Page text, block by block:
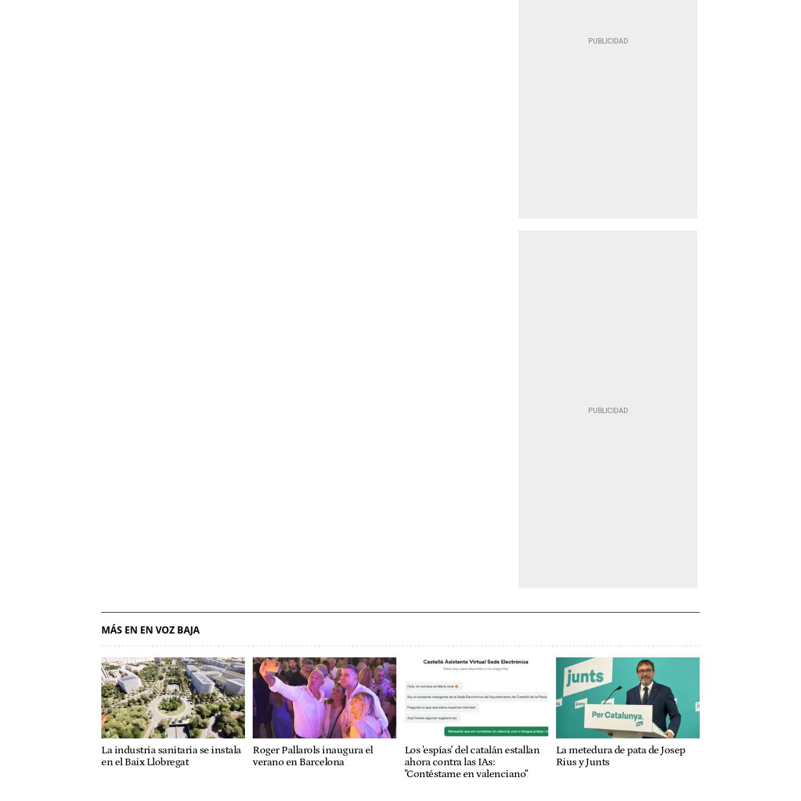
MÁS EN EN VOZ BAJA
La industria sanitaria se instala
en el Baix Llobregat
Roger Pallarols inaugura el
verano en Barcelona
Los 'espías' del catalán estallan
ahora contra las IAs:
"Contéstame en valenciano"
La metedura de pata de Josep
Rius y Junts